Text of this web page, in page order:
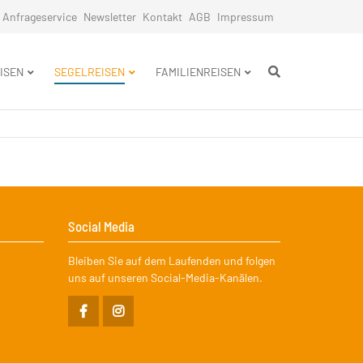
Anfrageservice Newsletter Kontakt AGB Impressum
SEGELREISEN FAMILIENREISEN
Social Media
Bleiben Sie auf dem Laufenden und folgen
uns auf unseren Social-Media-Kanälen.